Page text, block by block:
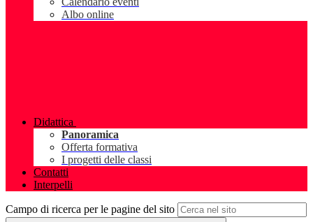
Albo online
Didattica
Panoramica
Offerta formativa
I progetti delle classi
Contatti
Interpelli
Campo di ricerca per le pagine del sito